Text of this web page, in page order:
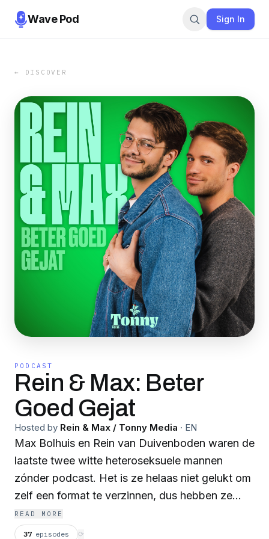
Wave Pod Sign In
← DISCOVER
PODCAST
Rein & Max: Beter
Goed Gejat
Hosted by Rein & Max / Tonny Media · EN
Max Bolhuis en Rein van Duivenboden waren de
laatste twee witte heteroseksuele mannen
zónder podcast. Het is ze helaas niet gelukt om
zelf een format te verzinnen, dus hebben ze
besloten flink marktonderzoek te doen.
Wekenlang hebben ze er elke woensdag eentje
READ MORE
37 episodes ⟳